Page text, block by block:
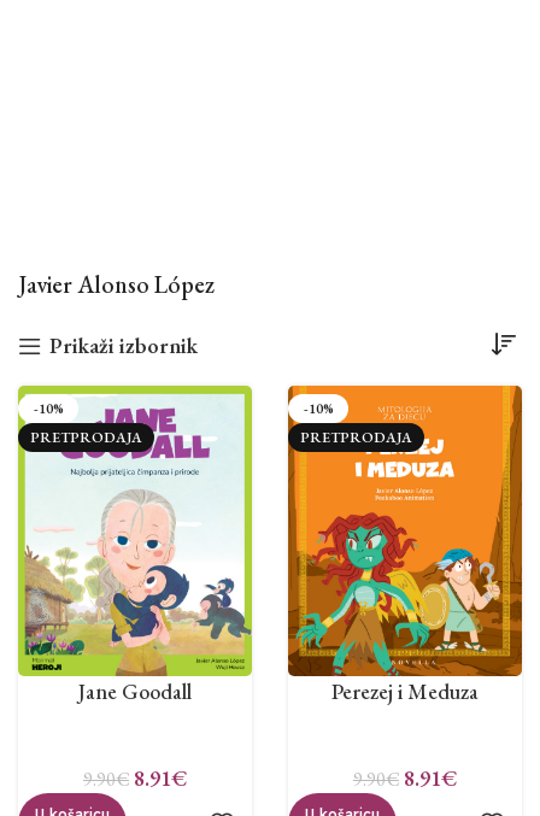
Javier Alonso López
Prikaži izbornik
-10%
PRETPRODAJA
Jane Goodall
9.90€ 8.91€
-10%
PRETPRODAJA
Perezej i Meduza
9.90€ 8.91€